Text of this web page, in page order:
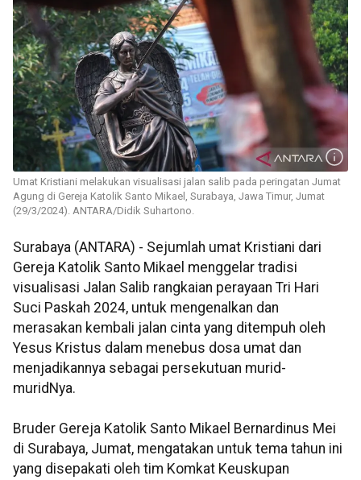
Umat Kristiani melakukan visualisasi jalan salib pada peringatan Jumat
Agung di Gereja Katolik Santo Mikael, Surabaya, Jawa Timur, Jumat
(29/3/2024). ANTARA/Didik Suhartono.
Surabaya (ANTARA) - Sejumlah umat Kristiani dari
Gereja Katolik Santo Mikael menggelar tradisi
visualisasi Jalan Salib rangkaian perayaan Tri Hari
Suci Paskah 2024, untuk mengenalkan dan
merasakan kembali jalan cinta yang ditempuh oleh
Yesus Kristus dalam menebus dosa umat dan
menjadikannya sebagai persekutuan murid-
muridNya.
Bruder Gereja Katolik Santo Mikael Bernardinus Mei
di Surabaya, Jumat, mengatakan untuk tema tahun ini
yang disepakati oleh tim Komkat Keuskupan